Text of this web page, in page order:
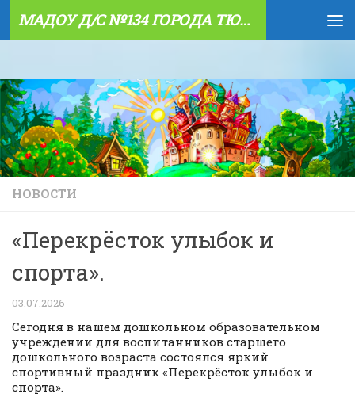
Skip to content МАДОУ Д/С №134 ГОРОДА ТЮМЕНИ
НОВОСТИ
«Перекрёсток улыбок и
спорта».
03.07.2026
Сегодня в нашем дошкольном образовательном
учреждении для воспитанников старшего
дошкольного возраста состоялся яркий
спортивный праздник «Перекрёсток улыбок и
спорта».